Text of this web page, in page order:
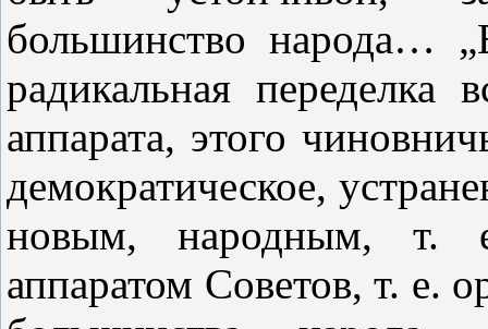
большинство народа…
радикальная переделка
аппарата, этого
демократическое,
новым, народным, т.
аппаратом Советов, т. е.